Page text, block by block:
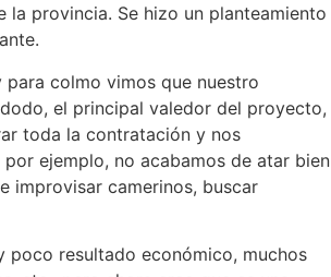
provincia. Se hizo un planteamiento
colmo vimos que nuestro
el principal valedor del proyecto,
toda la contratación y nos
ejemplo, no acabamos de atar bien
improvisar camerinos, buscar
poco resultado económico, muchos